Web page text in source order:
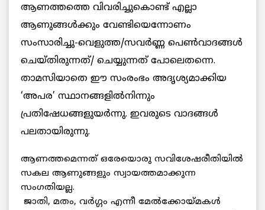
ആണത്തത്തെ വിവരിച്ചുകൊണ്ട് എല്ലാ
ആണുങ്ങള്‍ക്കും വേണ്ടിയെന്നോണം
സംസാരിച്ചു-വെളുത്ത/സവര്‍ണ്ണ പെണ്‍വാദങ്ങള്‍
ചെയ്തിരുന്നത്/ ചെയ്യുന്നത് പോലെതന്നെ.
താമസിയാതെ ഈ സംരംഭം അദൃശ്യമാക്കിയ
‘അപര’ സ്ഥാനങ്ങളില്‍നിന്നും
പ്രതിഷേധങ്ങളുയര്‍ന്നു. ഇവരുടെ വാദങ്ങള്‍
പലതായിരുന്നു.
ആണത്തമെന്നത് ഒരേയൊരു സവിശേഷരീതിയില്‍
സകല ആണുങ്ങളും സ്വായത്തമാക്കുന്ന
സംഗതിയല്ല.
ജാതി, മതം, വര്‍ഗ്ഗം എന്നീ മേല്‍ക്കോയ്മകള്‍